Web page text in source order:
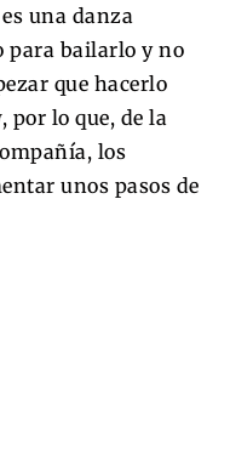
una danza
para bailarlo y no
que hacerlo
por lo que, de la
los
unos pasos de